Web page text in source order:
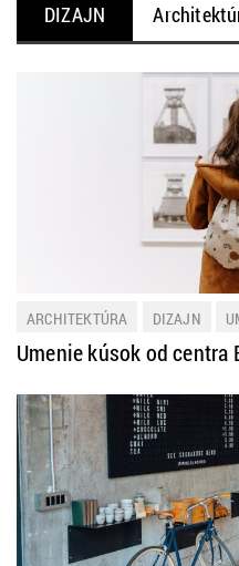
DIZAJN
Umenie kúsok od
ARCHITEKTÚRA DIZAJN